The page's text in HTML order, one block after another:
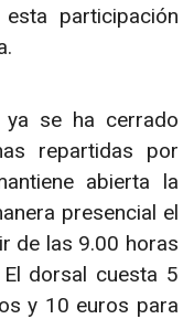
participación
ya se ha cerrado
repartidas por
abierta la
presencial el
de las 9.00 horas
dorsal cuesta 5
y 10 euros para